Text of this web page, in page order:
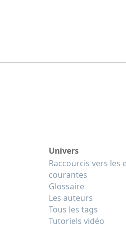
Univers
Raccourcis vers les
courantes
Glossaire
Les auteurs
Tous les tags
Tutoriels vidéo